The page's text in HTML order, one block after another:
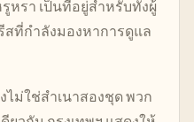
หรา เป็นที่อยู่สำหรับทั้งผู้
สที่กำลังมองหาการดูแล
ม่ใช่สำเนาสองชุด พวก